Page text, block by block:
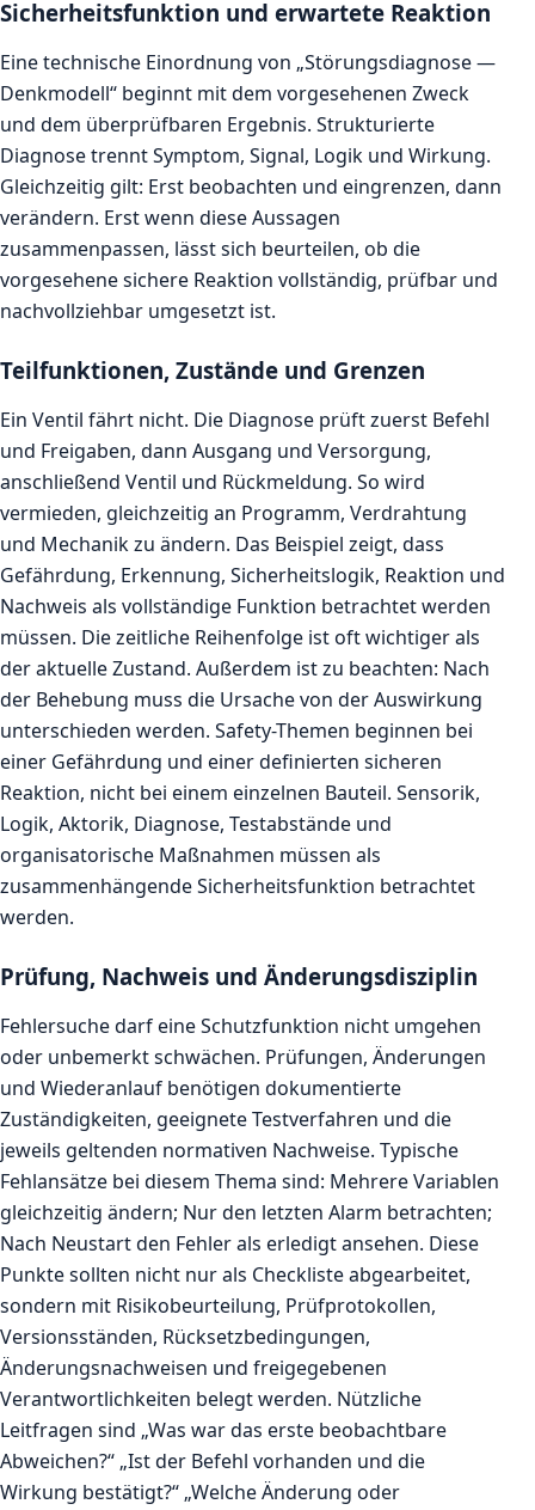
Sicherheitsfunktion und erwartete Reaktion
Eine technische Einordnung von „Störungsdiagnose —
Denkmodell“ beginnt mit dem vorgesehenen Zweck
und dem überprüfbaren Ergebnis. Strukturierte
Diagnose trennt Symptom, Signal, Logik und Wirkung.
Gleichzeitig gilt: Erst beobachten und eingrenzen, dann
verändern. Erst wenn diese Aussagen
zusammenpassen, lässt sich beurteilen, ob die
vorgesehene sichere Reaktion vollständig, prüfbar und
nachvollziehbar umgesetzt ist.
Teilfunktionen, Zustände und Grenzen
Ein Ventil fährt nicht. Die Diagnose prüft zuerst Befehl
und Freigaben, dann Ausgang und Versorgung,
anschließend Ventil und Rückmeldung. So wird
vermieden, gleichzeitig an Programm, Verdrahtung
und Mechanik zu ändern. Das Beispiel zeigt, dass
Gefährdung, Erkennung, Sicherheitslogik, Reaktion und
Nachweis als vollständige Funktion betrachtet werden
müssen. Die zeitliche Reihenfolge ist oft wichtiger als
der aktuelle Zustand. Außerdem ist zu beachten: Nach
der Behebung muss die Ursache von der Auswirkung
unterschieden werden. Safety-Themen beginnen bei
einer Gefährdung und einer definierten sicheren
Reaktion, nicht bei einem einzelnen Bauteil. Sensorik,
Logik, Aktorik, Diagnose, Testabstände und
organisatorische Maßnahmen müssen als
zusammenhängende Sicherheitsfunktion betrachtet
werden.
Prüfung, Nachweis und Änderungsdisziplin
Fehlersuche darf eine Schutzfunktion nicht umgehen
oder unbemerkt schwächen. Prüfungen, Änderungen
und Wiederanlauf benötigen dokumentierte
Zuständigkeiten, geeignete Testverfahren und die
jeweils geltenden normativen Nachweise. Typische
Fehlansätze bei diesem Thema sind: Mehrere Variablen
gleichzeitig ändern; Nur den letzten Alarm betrachten;
Nach Neustart den Fehler als erledigt ansehen. Diese
Punkte sollten nicht nur als Checkliste abgearbeitet,
sondern mit Risikobeurteilung, Prüfprotokollen,
Versionsständen, Rücksetzbedingungen,
Änderungsnachweisen und freigegebenen
Verantwortlichkeiten belegt werden. Nützliche
Leitfragen sind „Was war das erste beobachtbare
Abweichen?“ „Ist der Befehl vorhanden und die
Wirkung bestätigt?“ „Welche Änderung oder